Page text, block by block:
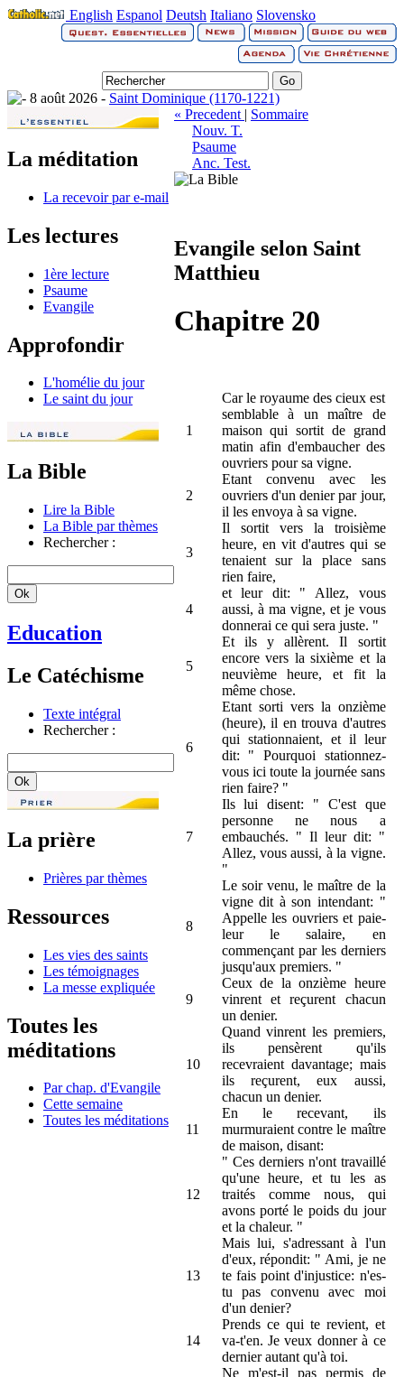
English Espanol Deutsh Italiano Slovensko
8 août 2026 - Saint Dominique (1170-1221)
La méditation
La recevoir par e-mail
Les lectures
1ère lecture
Psaume
Evangile
Approfondir
L'homélie du jour
Le saint du jour
La Bible
Lire la Bible
La Bible par thèmes
Rechercher :
Education
Le Catéchisme
Texte intégral
Rechercher :
La prière
Prières par thèmes
Ressources
Les vies des saints
Les témoignages
La messe expliquée
Toutes les
méditations
Par chap. d'Evangile
Cette semaine
Toutes les méditations
« Precedent | Sommaire
Nouv. T.
Psaume
Anc. Test.
Evangile selon Saint
Matthieu
Chapitre 20
1
Car le royaume des cieux est
semblable à un maître de
maison qui sortit de grand
matin afin d'embaucher des
ouvriers pour sa vigne.
2
Etant convenu avec les
ouvriers d'un denier par jour,
il les envoya à sa vigne.
3
Il sortit vers la troisième
heure, en vit d'autres qui se
tenaient sur la place sans
rien faire,
4
et leur dit: " Allez, vous
aussi, à ma vigne, et je vous
donnerai ce qui sera juste. "
5
Et ils y allèrent. Il sortit
encore vers la sixième et la
neuvième heure, et fit la
même chose.
6
Etant sorti vers la onzième
(heure), il en trouva d'autres
qui stationnaient, et il leur
dit: " Pourquoi stationnez-
vous ici toute la journée sans
rien faire? "
7
Ils lui disent: " C'est que
personne ne nous a
embauchés. " Il leur dit: "
Allez, vous aussi, à la vigne.
"
8
Le soir venu, le maître de la
vigne dit à son intendant: "
Appelle les ouvriers et paie-
leur le salaire, en
commençant par les derniers
jusqu'aux premiers. "
9
Ceux de la onzième heure
vinrent et reçurent chacun
un denier.
10
Quand vinrent les premiers,
ils pensèrent qu'ils
recevraient davantage; mais
ils reçurent, eux aussi,
chacun un denier.
11
En le recevant, ils
murmuraient contre le maître
de maison, disant:
12
" Ces derniers n'ont travaillé
qu'une heure, et tu les as
traités comme nous, qui
avons porté le poids du jour
et la chaleur. "
13
Mais lui, s'adressant à l'un
d'eux, répondit: " Ami, je ne
te fais point d'injustice: n'es-
tu pas convenu avec moi
d'un denier?
14
Prends ce qui te revient, et
va-t'en. Je veux donner à ce
dernier autant qu'à toi.
Ne m'est-il pas permis de